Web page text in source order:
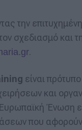
την
σχεδιασμό και
.
είναι
και
Ένωση
που